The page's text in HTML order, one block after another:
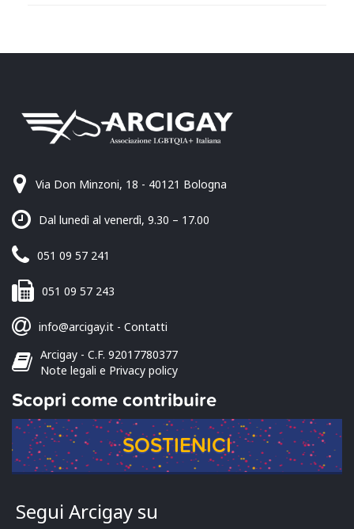
Via Don Minzoni, 18 - 40121 Bologna
Dal lunedì al venerdì, 9.30 – 17.00
051 09 57 241
051 09 57 243
info@arcigay.it - Contatti
Arcigay - C.F. 92017780377
Note legali e Privacy policy
Scopri come contribuire
SOSTIENICI
Segui Arcigay su